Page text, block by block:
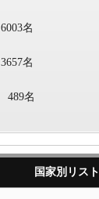
6003名
3657名
489名
国家別リスト